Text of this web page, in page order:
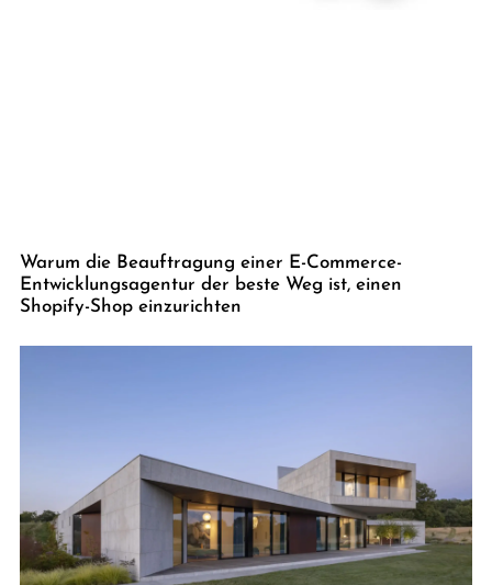
Warum die Beauftragung einer E-Commerce-
Entwicklungsagentur der beste Weg ist, einen
Shopify-Shop einzurichten